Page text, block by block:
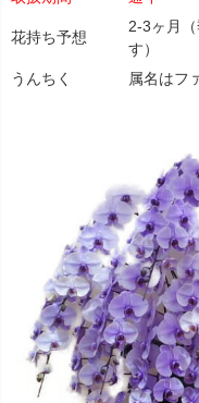
花持ち予想
2-3ヶ月
す）
うんちく
属名はフ